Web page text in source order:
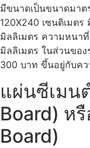
มีขนาดเป็นขนาดมา
120X240 เซนติเมต
มิลลิเมตร ความหนา
มิลลิเมตร ในส่วนขอ
300 บาท ขึ้นอยู่กับค
แผ่นซีเมน
Board) ห
Board)